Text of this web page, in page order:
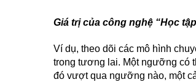
Giá trị của công nghệ “Học
Ví dụ, theo dõi các mô hình
trong tương lai. Một ngưỡng có
đó vượt qua ngưỡng nào, một